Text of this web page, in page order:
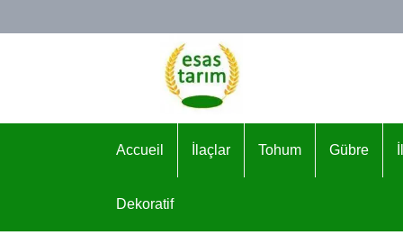
Logo
Accueil İlaçlar Tohum Gübre
Dekoratif